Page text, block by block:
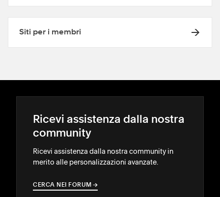
Siti per i membri
Ricevi assistenza dalla nostra
community
Ricevi assistenza dalla nostra community in
merito alle personalizzazioni avanzate.
CERCA NEI FORUM →
→